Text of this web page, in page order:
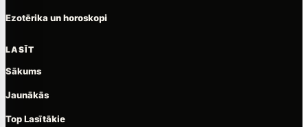
Ezotērika un horoskopi
LASĪT
Sākums
Jaunākās
Top Lasītākie